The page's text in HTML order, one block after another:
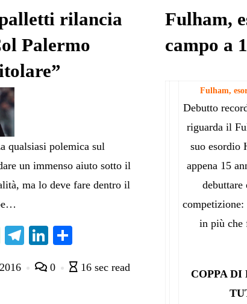
pp m
di
rilancia
Palermo
qualsiasi polemica sul
un immenso aiuto sotto il
ma lo deve fare dentro il
W
ts
Te
gr
Li
ed di
0 16 sec read
Fulham,
campo a
Fulham,
Debutto
riguarda il
suo esordio
appena 15
in più che
COPPA DI